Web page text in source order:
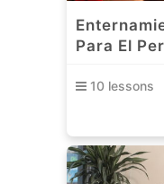
Para El
10 lessons